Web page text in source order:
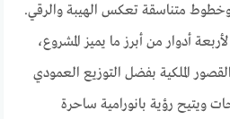
متناسقة تعكس الهيبة والرقي.
أدوار من أبرز ما يميز المشروع،
الملكية بفضل التوزيع العمودي
ويتيح رؤية بانورامية ساحرة